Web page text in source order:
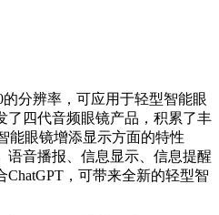
的分辨率，可应用于轻型智能眼
了四代音频眼镜产品，积累了丰
能眼镜增添显示方面的特性
语音播报、信息显示、信息提醒
，可带来全新的轻型智